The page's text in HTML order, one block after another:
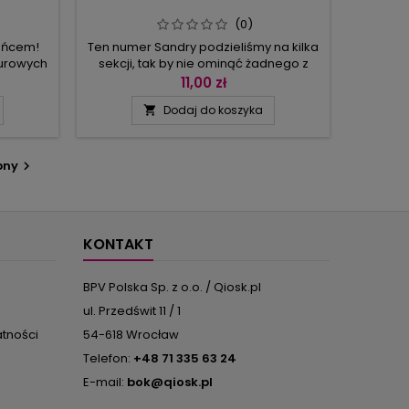
Dalej
tu
(0)
Ten numer Sandry podzieliśmy na kilka
sekcji, tak by nie ominąć żadnego z
najnowszych trendów:Mocne kontrasty
żakardowych i strukturalnych w różu i
11,00 zł
 Dodaj do koszyka

KONTAKT
BPV Polska Sp. z o.o. / Qiosk.pl
ul. Przedświt 11 / 1
54-618 Wrocław
Telefon: +48 71 335 63 24
E-mail: bok@qiosk.pl